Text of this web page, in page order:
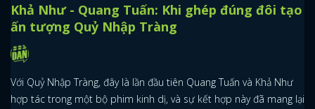
Khả Như - Quang Tuấn: Khi ghép đúng đôi tạo
ấn tượng Quỷ Nhập Tràng
Với Quỷ Nhập Tràng, đây là lần đầu tiên Quang Tuấn và Khả Như
hợp tác trong một bộ phim kinh dị, và sự kết hợp này đã mang lại